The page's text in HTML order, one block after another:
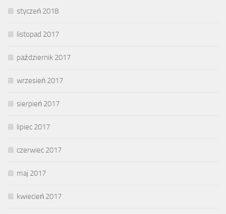
styczeń 2018
listopad 2017
październik 2017
wrzesień 2017
sierpień 2017
lipiec 2017
czerwiec 2017
maj 2017
kwiecień 2017